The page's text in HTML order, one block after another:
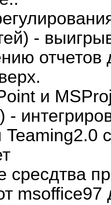
-
отчетов
и
-
Teaming2.0
сресдтва
msoffice97